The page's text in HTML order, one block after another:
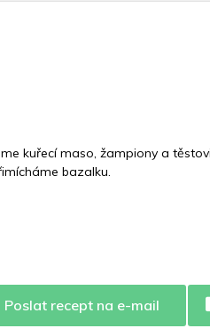
kuřecí maso, žampiony a
bazalku.
Poslat recept na e-mail